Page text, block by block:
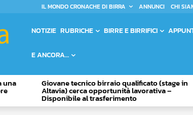
IL MONDO CRONACHE DI BIRRA ANNUNCI CHI
NOTIZIE RUBRICHE BIRRE E BIRRIFICI
E ANCORA…
una Giovane tecnico birraio qualificato (stage in
Altavia) cerca opportunità lavorativa –
Disponibile al trasferimento